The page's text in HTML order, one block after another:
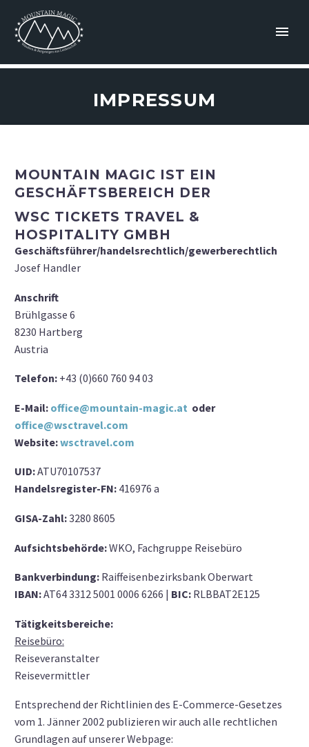
IMPRESSUM
MOUNTAIN MAGIC IST EIN
GESCHÄFTSBEREICH DER
WSC TICKETS TRAVEL &
HOSPITALITY GMBH
Geschäftsführer/handelsrechtlich/gewerberechtlich
Josef Handler
Anschrift
Brühlgasse 6
8230 Hartberg
Austria
Telefon: +43 (0)660 760 94 03
E-Mail: office@mountain-magic.at oder
office@wsctravel.com
Website:wsctravel.com
UID:ATU70107537
Handelsregister-FN: 416976 a
GISA-Zahl:3280 8605
Aufsichtsbehörde:WKO, Fachgruppe Reisebüro
Bankverbindung: Raiffeisenbezirksbank Oberwart
IBAN:AT64 3312 5001 0006 6266 | BIC: RLBBAT2E125
Tätigkeitsbereiche:
Reisebüro:
Reiseveranstalter
Reisevermittler
Entsprechend der Richtlinien des E-Commerce-Gesetzes
vom 1. Jänner 2002 publizieren wir auch alle rechtlichen
Grundlagen auf unserer Webpage: